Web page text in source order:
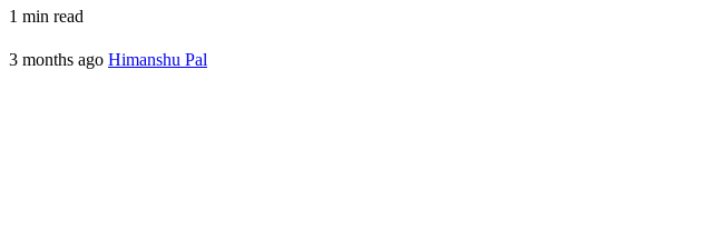
1 min read
3 months ago Himanshu Pal